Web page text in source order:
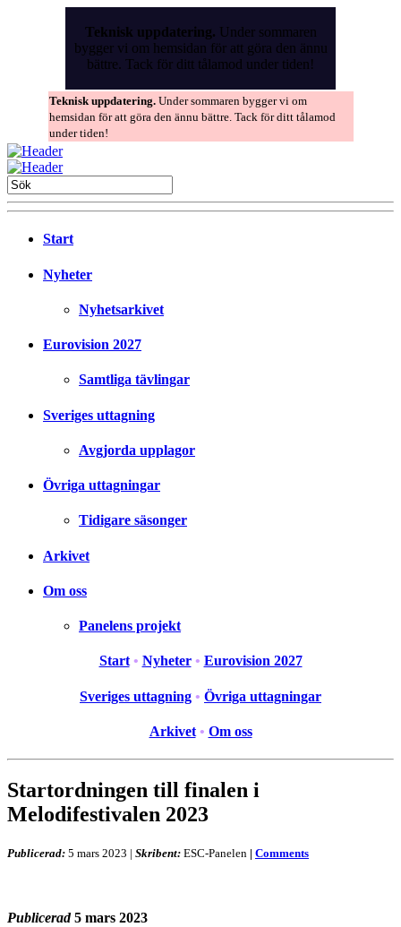
Teknisk uppdatering. Under sommaren
bygger vi om hemsidan för att göra den ännu
bättre. Tack för ditt tålamod under tiden!
Teknisk uppdatering. Under sommaren bygger vi om
hemsidan för att göra den ännu bättre. Tack för ditt tålamod
under tiden!
Start
Nyheter
Nyhetsarkivet
Eurovision 2027
Samtliga tävlingar
Sveriges uttagning
Avgjorda upplagor
Övriga uttagningar
Tidigare säsonger
Arkivet
Om oss
Panelens projekt
Start • Nyheter • Eurovision 2027
Sveriges uttagning • Övriga uttagningar
Arkivet • Om oss
Startordningen till finalen i
Melodifestivalen 2023
Publicerad: 5 mars 2023 | Skribent: ESC-Panelen | Comments
Publicerad 5 mars 2023